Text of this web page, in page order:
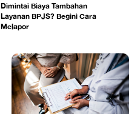
Dimintai Biaya Tambahan
Layanan BPJS? Begini Cara
Melapor